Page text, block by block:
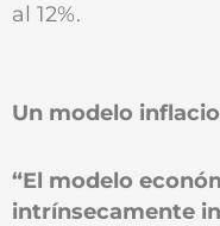
al 12%.
Un modelo
“El modelo
intrínsecamente